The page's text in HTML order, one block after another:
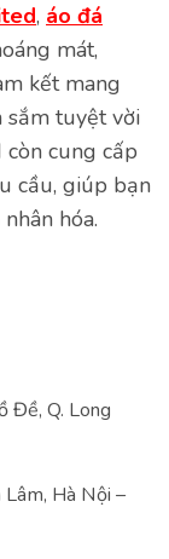
, áo đá
mát,
kết mang
sắm tuyệt vời
còn cung cấp
cầu, giúp bạn
hóa.
Đề, Q. Long
Lâm, Hà Nội –